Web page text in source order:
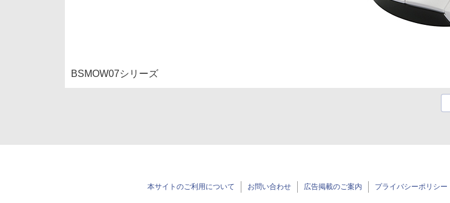
BSMOW07シリーズ
本サイトのご利用について お問い合わせ 広告掲載のご案内 プライバシーポリシー